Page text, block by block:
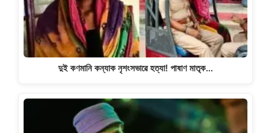
দুই কণমানি কন্যাক নৃশংসভাৱে হত্যা! পাষাণ মাতৃক…